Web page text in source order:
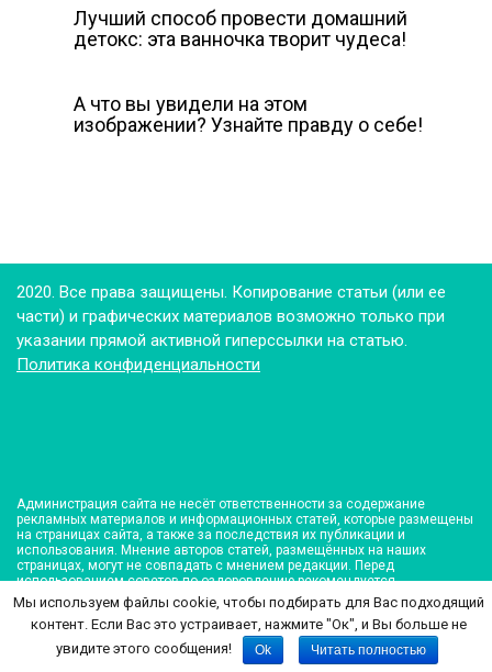
Лучший способ провести домашний
детокс: эта ванночка творит чудеса!
А что вы увидели на этом
изображении? Узнайте правду о себе!
2020. Все права защищены. Копирование статьи (или ее
части) и графических материалов возможно только при
указании прямой активной гиперссылки на статью.
Политика конфиденциальности
Администрация сайта не несёт ответственности за содержание
рекламных материалов и информационных статей, которые размещены
на страницах сайта, а также за последствия их публикации и
использования. Мнение авторов статей, размещённых на наших
страницах, могут не совпадать с мнением редакции. Перед
использованием советов по оздоровлению рекомендуется
консультация врача!
Мы используем файлы cookie, чтобы подбирать для Вас подходящий
контент. Если Вас это устраивает, нажмите "Ок", и Вы больше не
увидите этого сообщения!
Ok Читать полностью